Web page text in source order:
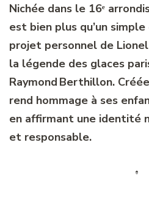
Nichée dans le 16ᵉ
est bien plus qu’un
projet personnel de
la légende des glaces
Raymond Berthillon.
rend hommage à ses
en affirmant une identité
et responsable.